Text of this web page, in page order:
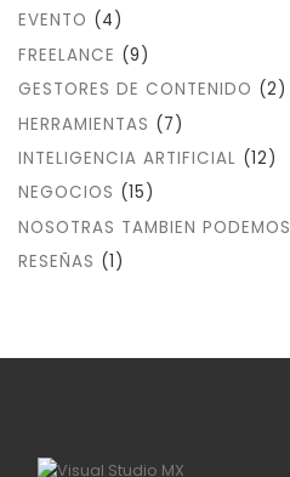
EVENTO (4)
FREELANCE (9)
GESTORES DE CONTENIDO (2)
HERRAMIENTAS (7)
INTELIGENCIA ARTIFICIAL (12)
NEGOCIOS (15)
NOSOTRAS TAMBIEN PODEMOS
RESEÑAS (1)